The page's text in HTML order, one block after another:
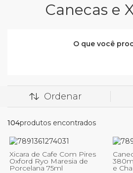
Canecas e
O que você
Ordenar
104produtos encontrados
Xicara de Cafe Com Pires
Oxford Ryo Maresia de
Porcelana 75ml e Cha